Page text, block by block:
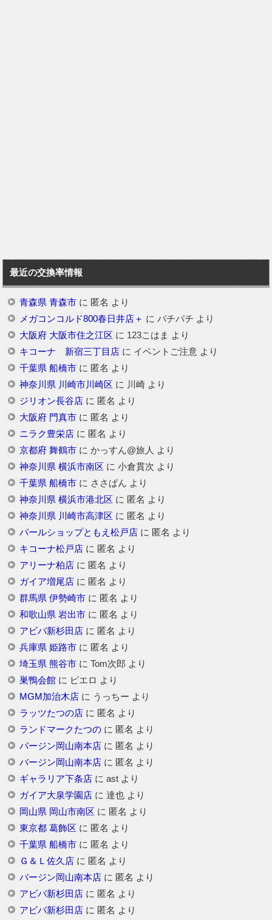
最近の交換率情報
青森県 青森市に 匿名 より
メガコンコルド800春日井店＋ に パチパチ より
大阪府 大阪市住之江区 に 123こはま より
キコーナ 新宿三丁目店に イベントご注意より
千葉県 船橋市に 匿名 より
神奈川県 川崎市川崎区 に 川崎より
ジリオン長谷店に 匿名 より
大阪府 門真市に 匿名 より
ニラク豊栄店に 匿名 より
京都府 舞鶴市に かっすん@旅人 より
神奈川県 横浜市南区 に 小倉貫次 より
千葉県 船橋市に ささぱん より
神奈川県 横浜市港北区 に 匿名 より
神奈川県 川崎市高津区 に 匿名 より
パールショップともえ松戸店に 匿名 より
キコーナ松戸店に 匿名 より
アリーナ柏店に 匿名 より
ガイア増尾店に 匿名 より
群馬県 伊勢崎市に 匿名 より
和歌山県 岩出市に 匿名 より
アビバ新杉田店に 匿名 より
兵庫県 姫路市に 匿名 より
埼玉県 熊谷市に Tom次郎 より
巣鴨会館に ピエロ より
MGM加治木店に うっちー より
ラッツたつの店に 匿名 より
ランドマークたつのに 匿名 より
バージン岡山南本店に 匿名 より
バージン岡山南本店に 匿名 より
ギャラリア下条店に astより
ガイア大泉学園店に 達也より
岡山県 岡山市南区 に 匿名 より
東京都 葛飾区 に 匿名 より
千葉県 船橋市に 匿名 より
Ｇ＆Ｌ佐久店に 匿名 より
バージン岡山南本店に 匿名 より
アビバ新杉田店に 匿名 より
アビバ新杉田店に 匿名 より